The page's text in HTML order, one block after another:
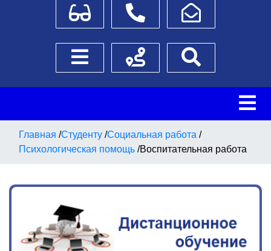
Для слабовидящихТелефоныНаписать обращение
Боковое менюСхема проезда
Главная /Студенту /Социальная работа /
Психологическая помощь /Воспитательная работа